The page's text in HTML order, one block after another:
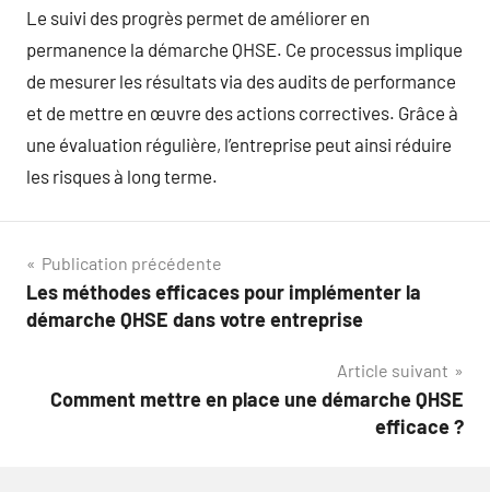
Le suivi des progrès permet de améliorer en
permanence la démarche QHSE. Ce processus implique
de mesurer les résultats via des audits de performance
et de mettre en œuvre des actions correctives. Grâce à
une évaluation régulière, l’entreprise peut ainsi réduire
les risques à long terme.
Navigation
de
Publication précédente
Les méthodes efficaces pour implémenter la
démarche QHSE dans votre entreprise
Article suivant
Comment mettre en place une démarche QHSE
efficace ?